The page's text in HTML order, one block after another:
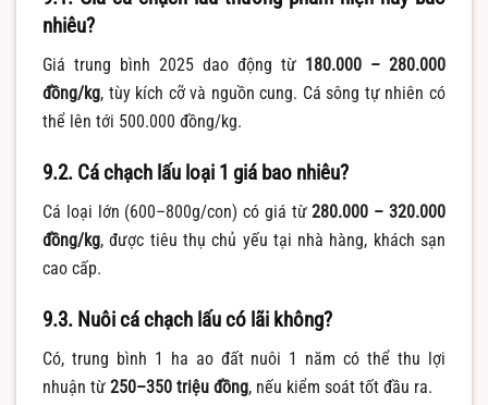
nhiêu?
Giá trung bình 2025 dao động từ 180.000 – 280.000
đồng/kg, tùy kích cỡ và nguồn cung. Cá sông tự nhiên có
thể lên tới 500.000 đồng/kg.
9.2. Cá chạch lấu loại 1 giá bao nhiêu?
Cá loại lớn (600–800g/con) có giá từ280.000 – 320.000
đồng/kg, được tiêu thụ chủ yếu tại nhà hàng, khách sạn
cao cấp.
9.3. Nuôi cá chạch lấu có lãi không?
Có, trung bình 1 ha ao đất nuôi 1 năm có thể thu lợi
nhuận từ 250–350 triệu đồng, nếu kiểm soát tốt đầu ra.